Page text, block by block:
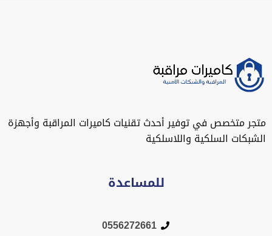
متجر متخصص في توفير أحدث تقنيات كاميرات المراقبة وأجهزة
الشبكات السلكية واللاسلكية
للمساعدة
0556272661